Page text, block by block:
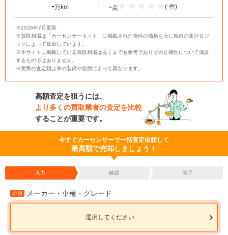
-万km -点 (-件)
※2026年7月更新
※買取相場は「カーセンサーネット」に掲載された物件の価格を元に独自の集計ロジ
ックによって算出しています。
※本サイトに掲載している買取相場はあくまでも参考でありその正確性について保証
するものではありません。
※実際の査定額は車の装備や状態によって異なります。
高額査定を狙うには、
より多くの買取業者の査定を比較
することが重要です。
今すぐカーセンサーで一括査定依頼して
最高額で売却しましょう！
入力 確認 完了
必須 メーカー・車種・グレード
選択してください